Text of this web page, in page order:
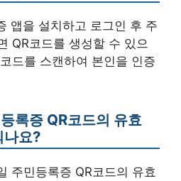
앱을 설치하고 로그인 후 주
QR코드를 생성할 수 있으
드를 스캔하여 본인을 인증
록증 QR코드의 유효
나요?
주민등록증 QR코드의 유효